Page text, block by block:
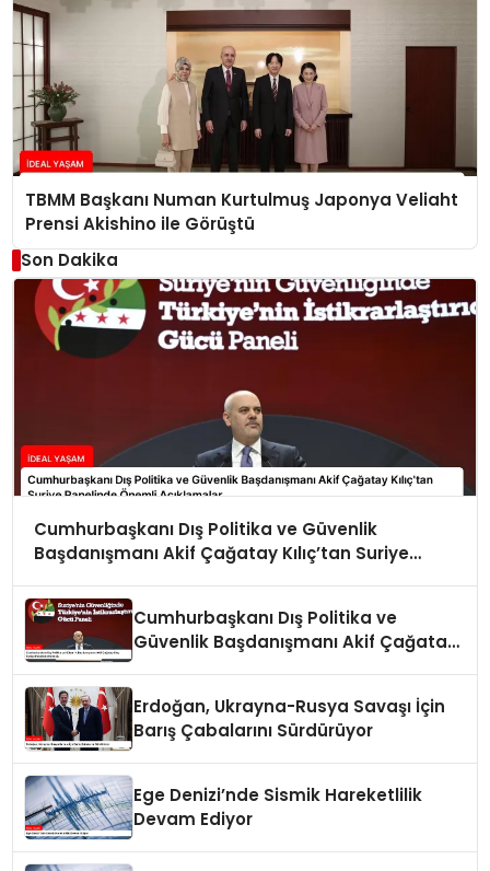
TBMM Başkanı Numan Kurtulmuş Japonya Veliaht
Prensi Akishino ile Görüştü
Son Dakika
Cumhurbaşkanı Dış Politika ve Güvenlik
Başdanışmanı Akif Çağatay Kılıç’tan Suriye
Cumhurbaşkanı Dış Politika ve
Güvenlik Başdanışmanı Akif Çağatay
Erdoğan, Ukrayna-Rusya Savaşı İçin
Barış Çabalarını Sürdürüyor
Ege Denizi’nde Sismik Hareketlilik
Devam Ediyor